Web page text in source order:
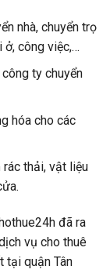
nhà, chuyển trọ
công việc,…
ty chuyển
hóa cho các
thải, vật liệu
đã ra
vụ cho thuê
tại quận Tân